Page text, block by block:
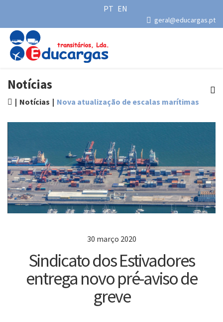
PT EN
geral@educargas.pt
Notícias
Notícias Nova atualização de escalas marítimas
30 março 2020
Sindicato dos Estivadores
entrega novo pré-aviso de
greve